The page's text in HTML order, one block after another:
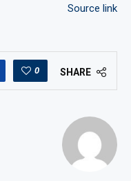
Source link
SHARE
0